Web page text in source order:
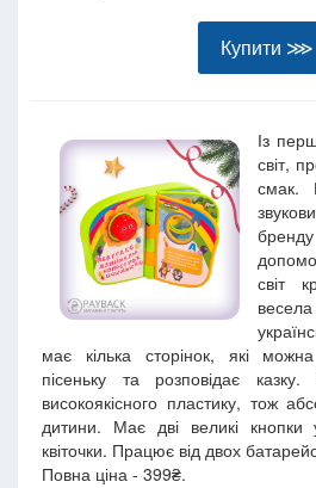
Купити ⋙
Із
світ,
смак.
світ
має кілька сторінок, які
пісеньку та розповідає
високоякісного пластику, тож
дитини. Має дві великі кнопки
квіточки. Працює від двох
Повна ціна - 399₴.